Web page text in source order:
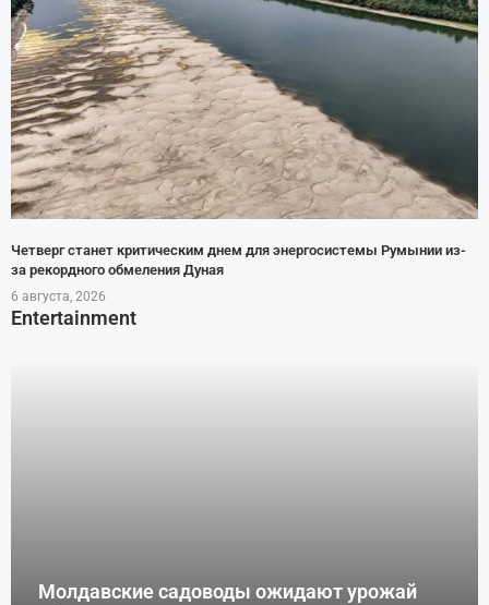
Четверг станет критическим днем для энергосистемы Румынии из-
за рекордного обмеления Дуная
6 августа, 2026
Entertainment
Молдавские садоводы ожидают урожай